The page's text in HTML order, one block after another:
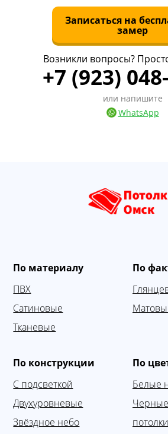
Записаться на
замер
Возникли вопросы?
+7 (923)
или напишите
WhatsApp
По материалу
ПВХ
Сатиновые
Тканевые
По
По конструкции
С подсветкой
Двухуровневые
Звёздное небо
По
Белые
потолки